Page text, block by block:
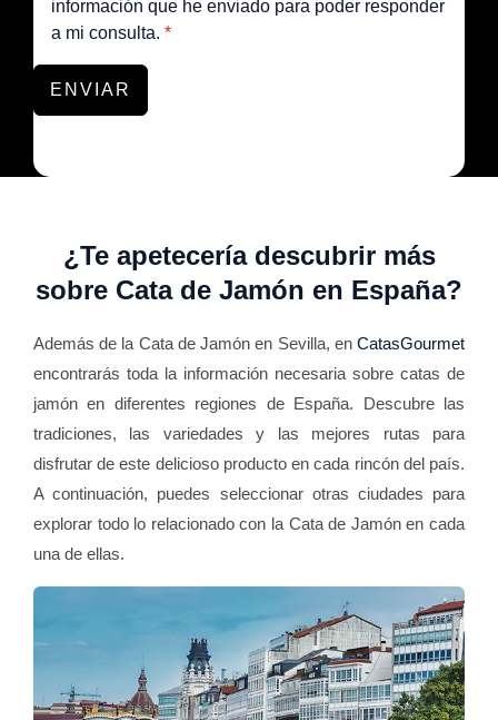
información que he enviado para poder responder
a mi consulta. *
ENVIAR
¿Te apetecería descubrir más
sobre Cata de Jamón en España?
Además de la Cata de Jamón en Sevilla, en CatasGourmet
encontrarás toda la información necesaria sobre catas de
jamón en diferentes regiones de España. Descubre las
tradiciones, las variedades y las mejores rutas para
disfrutar de este delicioso producto en cada rincón del país.
A continuación, puedes seleccionar otras ciudades para
explorar todo lo relacionado con la Cata de Jamón en cada
una de ellas.